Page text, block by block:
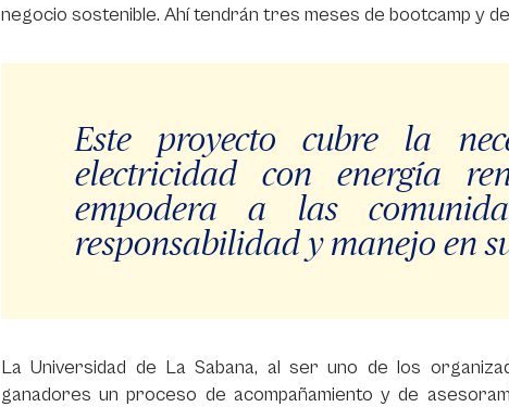
negocio sostenible. Ahí tendrán tres meses de bootcamp y
Este proyecto cubre la
electricidad con energía
empodera a las
responsabilidad y manejo en
La Universidad de La Sabana, al ser uno de los
ganadores un proceso de acompañamiento y de